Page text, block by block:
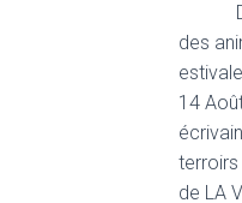
des
14
terroirs
de LA